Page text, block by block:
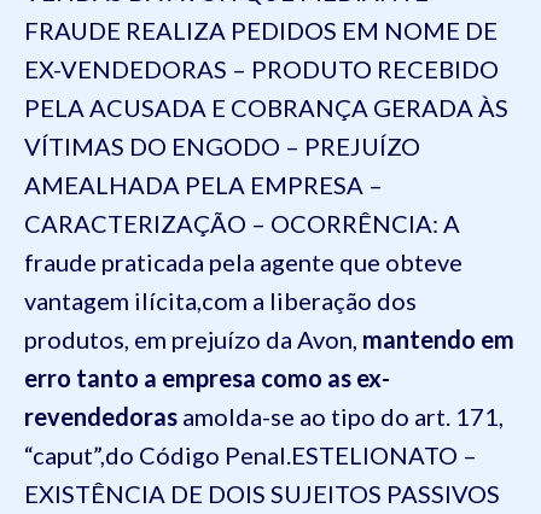
FRAUDE REALIZA PEDIDOS EM NOME DE
EX-VENDEDORAS – PRODUTO RECEBIDO
PELA ACUSADA E COBRANÇA GERADA ÀS
VÍTIMAS DO ENGODO – PREJUÍZO
AMEALHADA PELA EMPRESA –
CARACTERIZAÇÃO – OCORRÊNCIA: A
fraude praticada pela agente que obteve
vantagem ilícita,com a liberação dos
produtos, em prejuízo da Avon, mantendo em
erro tanto a empresa como as ex-
revendedoras amolda-se ao tipo do art. 171,
“caput”,do Código Penal.ESTELIONATO –
EXISTÊNCIA DE DOIS SUJEITOS PASSIVOS